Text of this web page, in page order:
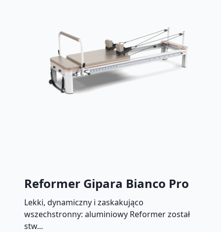
Reformer Gipara Bianco Pro
Lekki, dynamiczny i zaskakująco
wszechstronny: aluminiowy Reformer został
stw...